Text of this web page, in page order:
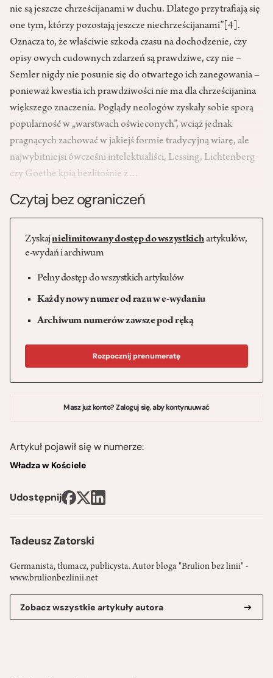
Tadeusz Zatorski
Germanista, tłumacz, publicysta. Autor bloga "Brulion bez linii" -
www.brulionbezlinii.net
Zobacz wszystkie artykuły autora
nie są jeszcze chrześcijanami w duchu. Dlatego przytrafiają się
one tym, którzy pozostają jeszcze niechrześcijanami” [4] .
Oznacza to, że właściwie szkoda czasu na dochodzenie, czy
opisy owych cudownych zdarzeń są prawdziwe, czy nie –
Semler nigdy nie posunie się do otwartego ich zanegowania –
ponieważ kwestia ich prawdziwości nie ma dla chrześcijanina
większego znaczenia. Poglądy neologów zyskały sobie sporą
popularność w „warstwach oświeconych”, wciąż jednak
pragnących zachować w jakiejś formie tradycyjną wiarę, ale
najwybitniejsi ówcześni intelektualiści, Lessing, Lichtenberg
czy Goethe kpią bezlitośnie z…
Czytaj bez ograniczeń
Zyskajnielimitowany dostęp do wszystkichartykułów,
e-wydań i archiwum
Pełny dostęp do wszystkich artykułów
Każdy nowy numer od razu w e-wydaniu
Archiwum numerów zawsze pod ręką
Rozpocznij prenumeratę
Masz już konto? Zaloguj się, aby kontynuuwać
Artykuł pojawił się w numerze:
Władza w Kościele
Udostępnij